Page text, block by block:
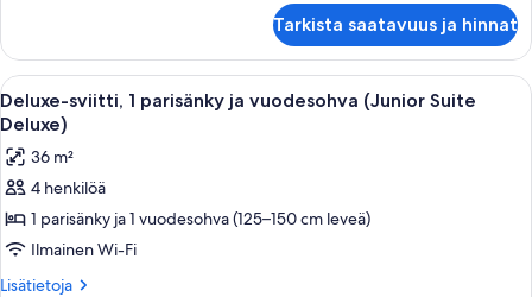
kuvat
1
parisänky
(Junior
Suite)
Tarkista saatavuus ja hinnat
Avaa
kaikki
huonetyypin
Deluxe-
sviitti,
1
parisänky
ja
Makuuhuoneessa on sänky,
7
Deluxe-sviitti, 1 parisänky ja vuodesohva (Junior Suite
Deluxe)
36 m²
4 henkilöä
1 parisänky ja 1 vuodesohva (125–150 cm leveä)
Ilmainen Wi-Fi
Lisätietoja
Lisätietoja